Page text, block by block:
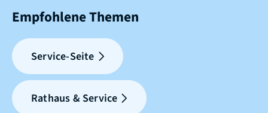
Empfohlene Themen
Service-Seite
Rathaus & Service